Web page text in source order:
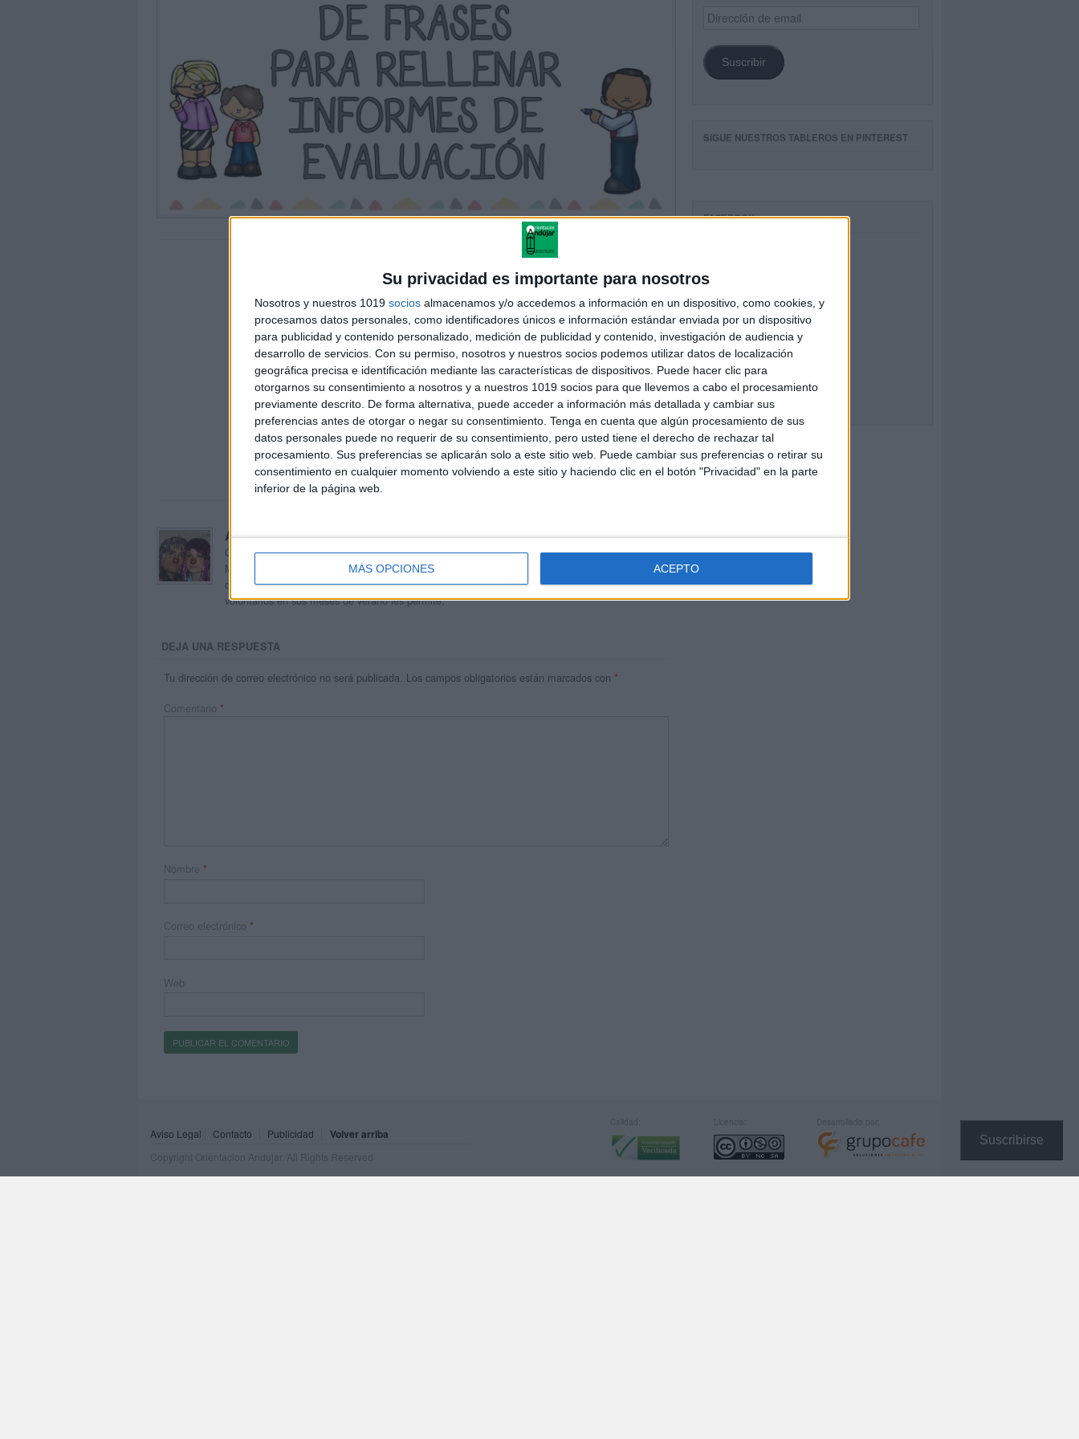
Su privacidad es importante para nosotros
Nosotros y nuestros 1019 socios almacenamos y/o accedemos a información en un dispositivo, como cookies, y
procesamos datos personales, como identificadores únicos e información estándar enviada por un dispositivo
para publicidad y contenido personalizado, medición de publicidad y contenido, investigación de audiencia y
desarrollo de servicios. Con su permiso, nosotros y nuestros socios podemos utilizar datos de localización
geográfica precisa e identificación mediante las características de dispositivos. Puede hacer clic para
otorgarnos su consentimiento a nosotros y a nuestros 1019 socios para que llevemos a cabo el procesamiento
previamente descrito. De forma alternativa, puede acceder a información más detallada y cambiar sus
preferencias antes de otorgar o negar su consentimiento. Tenga en cuenta que algún procesamiento de sus
datos personales puede no requerir de su consentimiento, pero usted tiene el derecho de rechazar tal
procesamiento. Sus preferencias se aplicarán solo a este sitio web. Puede cambiar sus preferencias o retirar su
consentimiento en cualquier momento volviendo a este sitio y haciendo clic en el botón "Privacidad" en la parte
inferior de la página web.
MÁS OPCIONES ACEPTO
Suscribirse
Acerca de orientacionandujar
Orientación Andújar no es solo un blog, es la apuesta personal de dos profesores Ginés y
Maribel, que además de ser pareja, son los encargados de los contenidos que encontramos
dentro del blog y en el cual, vuelcan la mayor parte del tiempo, que sus tareas como docentes, y
voluntarios en sus meses de verano les permite.
DEJA UNA RESPUESTA
Tu dirección de correo electrónico no será publicada. Los campos obligatorios están marcados con *
Comentario *
Nombre *
Correo electrónico *
Web
Dirección
de
Suscribir
SIGUE NUESTROS TABLEROS EN PINTEREST
FACEBOOK
Aviso Legal Contacto Publicidad Volver arriba